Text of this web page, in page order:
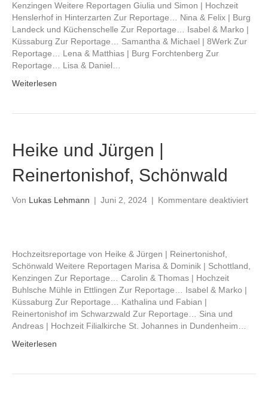
Kenzingen Weitere Reportagen Giulia und Simon | Hochzeit
Henslerhof in Hinterzarten Zur Reportage… Nina & Felix | Burg
Landeck und Küchenschelle Zur Reportage… Isabel & Marko |
Küssaburg Zur Reportage… Samantha & Michael | 8Werk Zur
Reportage… Lena & Matthias | Burg Forchtenberg Zur
Reportage… Lisa & Daniel…
Weiterlesen
Heike und Jürgen |
Reinertonishof, Schönwald
Von Lukas Lehmann | Juni 2, 2024 | Kommentare deaktiviertfür
Hochzeitsreportage von Heike & Jürgen | Reinertonishof,
Schönwald Weitere Reportagen Marisa & Dominik | Schottland,
Kenzingen Zur Reportage… Carolin & Thomas | Hochzeit
Buhlsche Mühle in Ettlingen Zur Reportage… Isabel & Marko |
Küssaburg Zur Reportage… Kathalina und Fabian |
Reinertonishof im Schwarzwald Zur Reportage… Sina und
Andreas | Hochzeit Filialkirche St. Johannes in Dundenheim…
Weiterlesen